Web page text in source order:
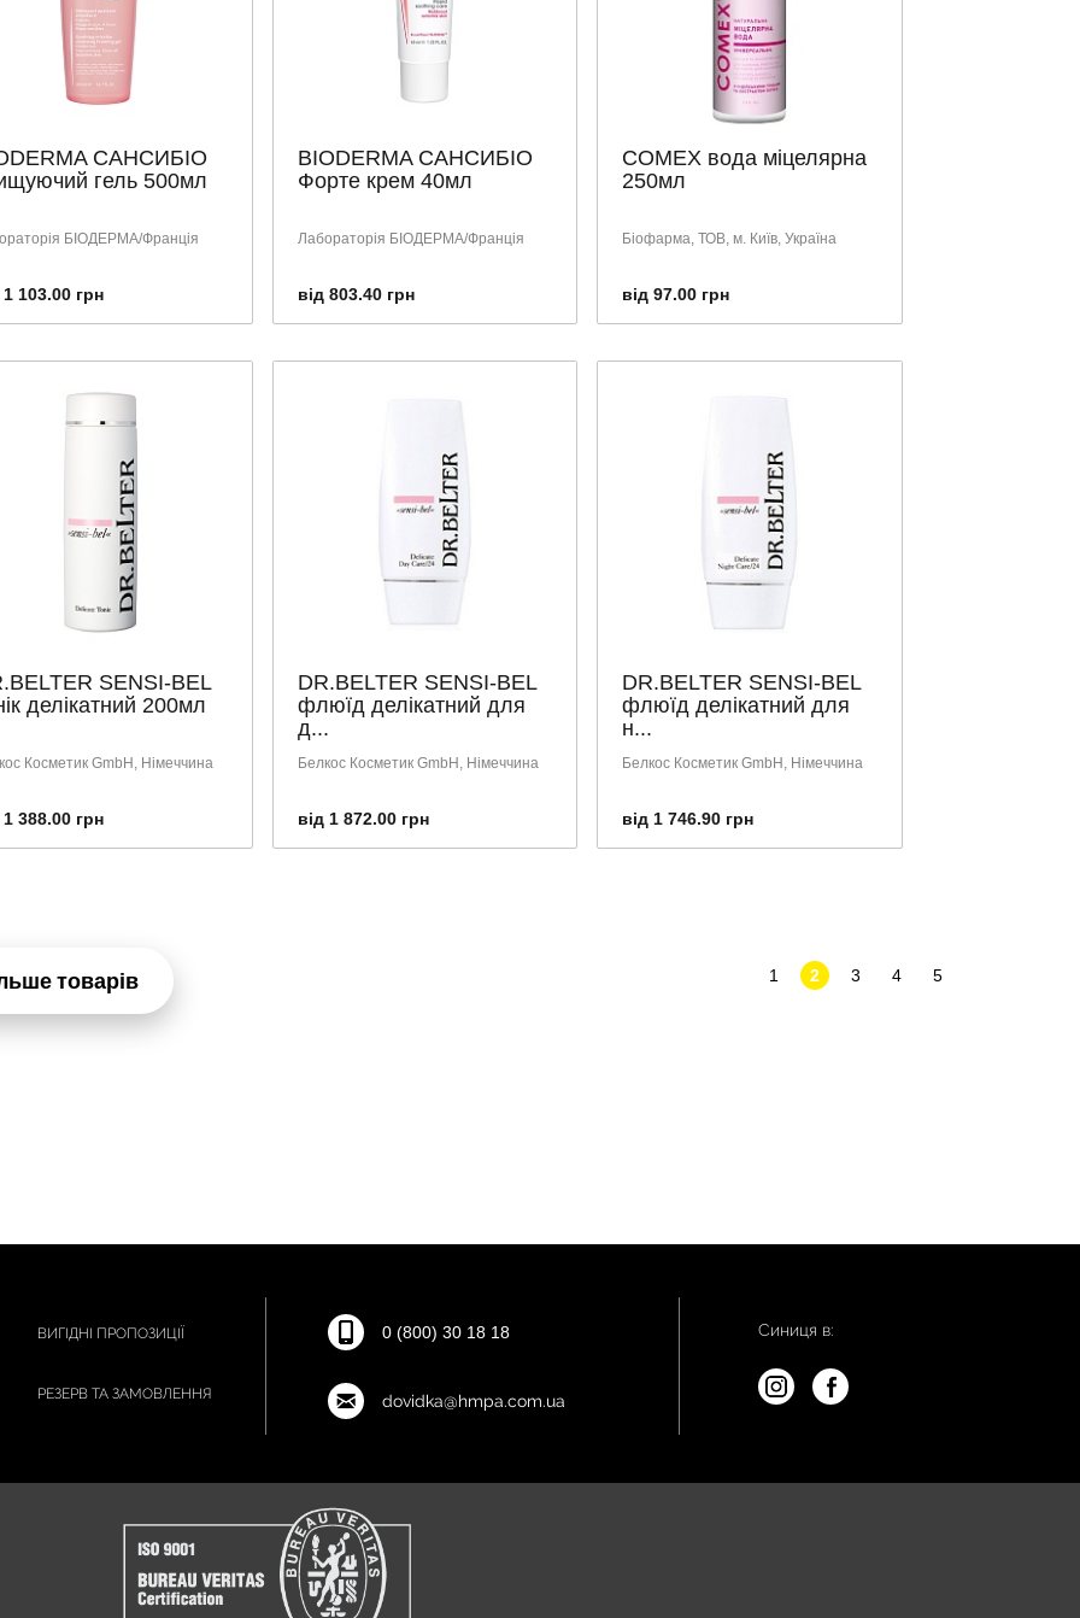
САНСИБІО
гель 500мл
БІОДЕРМА/Франція
1 103.00 грн
BIODERMA САНСИБІО
Форте крем 40мл
Лабораторія БІОДЕРМА/Франція
від 803.40 грн
COMEX вода міцелярна
250мл
Біофарма, ТОВ, м. Київ, Україна
від 97.00 грн
SENSI-BEL
делікатний 200мл
Косметик GmbH, Німеччина
1 388.00 грн
DR.BELTER SENSI-BEL
флюїд делікатний для
д...
Белкос Косметик GmbH, Німеччина
від 1 872.00 грн
DR.BELTER SENSI-BEL
флюїд делікатний для
н...
Белкос Косметик GmbH, Німеччина
від 1 746.90 грн
товарів 1 2 3 4 5
ВИГІДНІ ПРОПОЗИЦІЇ
РЕЗЕРВ ТА ЗАМОВЛЕННЯ
0 (800) 30 18 18
dovidka@hmpa.com.ua
Синиця в: